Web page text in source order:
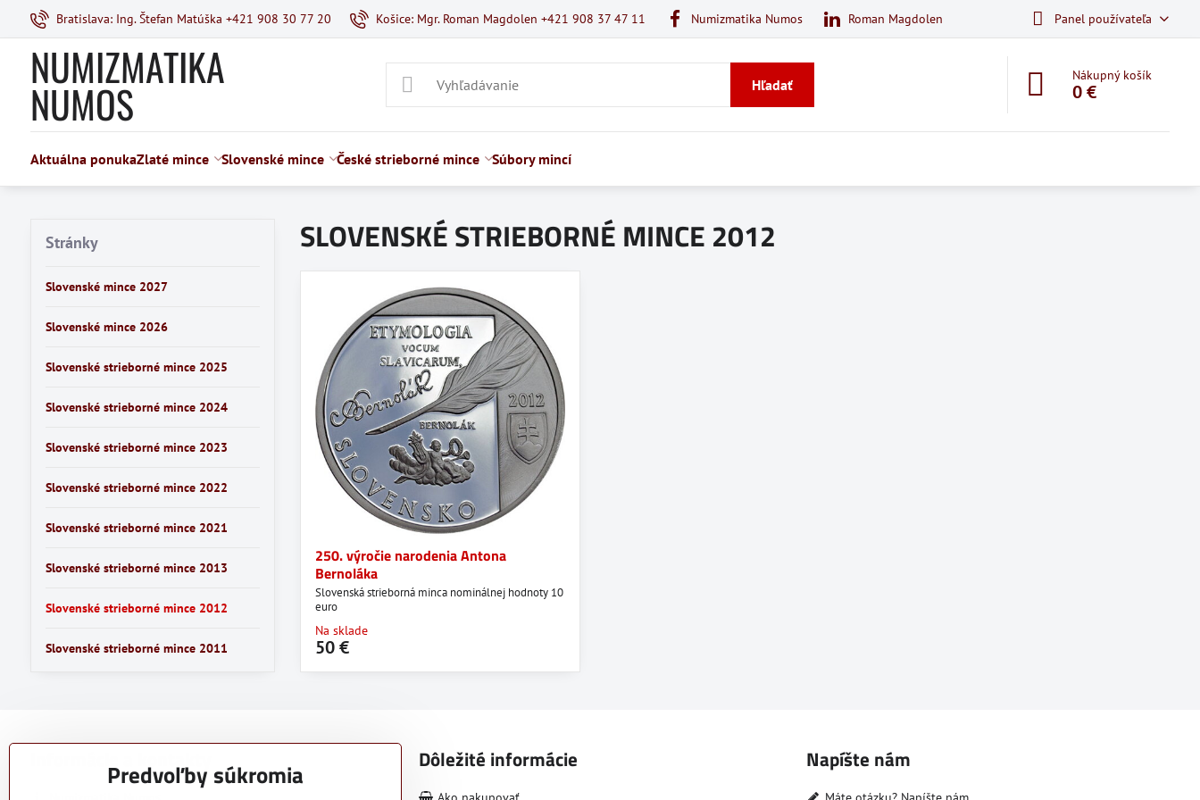
Bratislava: Ing. Štefan Matúška +421 908 30 77 20 Košice: Mgr. Roman Magdolen +421 908 37 47 11 Numizmatika Numos Roman Magdolen Panel používateľa
NUMIZMATIKA
NUMOS Hľadať
Nákupný košík
0 €
Aktuálna ponukaZlaté mince Slovenské mince České strieborné mince Súbory mincí
SLOVENSKÉ STRIEBORNÉ MINCE 2012
250. výročie narodenia Antona
Bernoláka
Slovenská strieborná minca nominálnej hodnoty 10
euro
Na sklade
50 €
Stránky
Slovenské mince 2027
Slovenské mince 2026
Slovenské strieborné mince 2025
Slovenské strieborné mince 2024
Slovenské strieborné mince 2023
Slovenské strieborné mince 2022
Slovenské strieborné mince 2021
Slovenské strieborné mince 2013
Slovenské strieborné mince 2012
Slovenské strieborné mince 2011
Dôležité informácie Napíšte nám
Predvoľby súkromia